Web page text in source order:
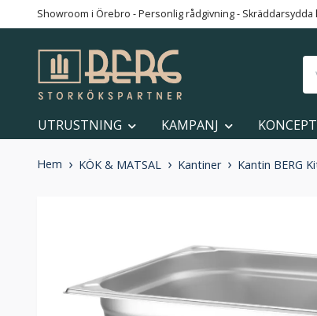
Showroom i Örebro - Personlig rådgivning -
UTRUSTNING KAMPANJ KONCEPT
Hem KÖK & MATSAL Kantiner Kantin BERG